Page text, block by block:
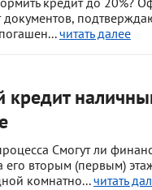
документов,
читать далее
кредит
Смогут ли
его вторым (первым)
комнатно...читать